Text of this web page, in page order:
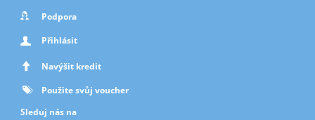
Podpora
Přihlásit
Navýšit kredit
Použite svůj voucher
Sleduj nás na